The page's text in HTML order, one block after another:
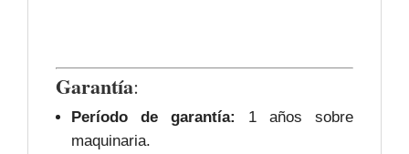
Garantía:
Período de garantía:
1 años sobre
maquinaria.